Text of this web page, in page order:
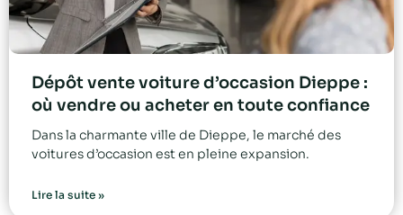
Dépôt vente voiture d’occasion Dieppe :
où vendre ou acheter en toute confiance
Dans la charmante ville de Dieppe, le marché des
voitures d’occasion est en pleine expansion.
Lire la suite »